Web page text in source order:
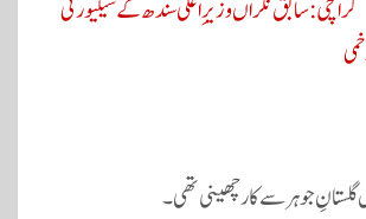
کراچی: سابق نگراں وزیرِ اعلیٰ سندھ کے سیکیورٹی
گلستانِ جوہر سے کار چھینی تھی۔